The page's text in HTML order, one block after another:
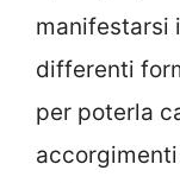
manifestarsi
differenti
per poterla